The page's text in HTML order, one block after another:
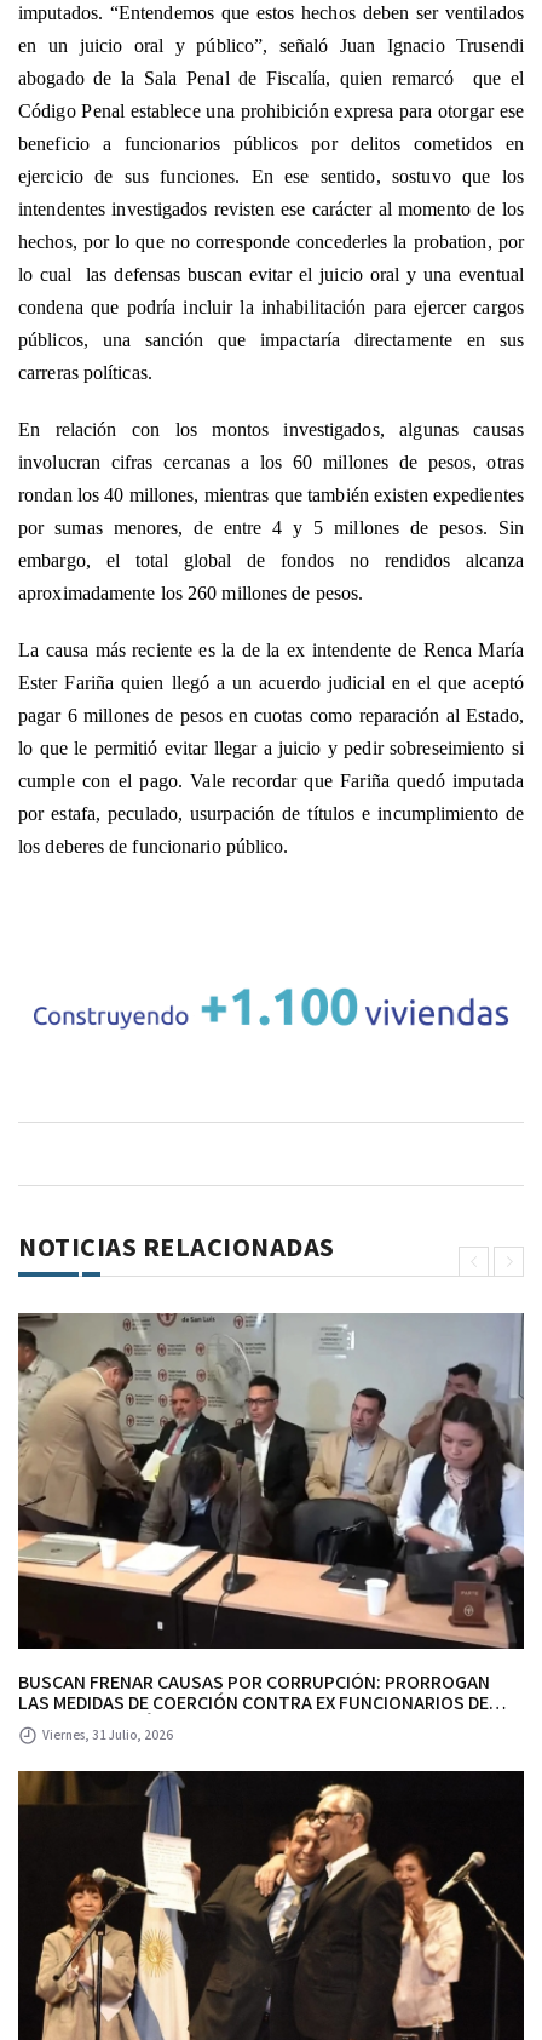
imputados. “Entendemos que estos hechos deben ser ventilados
en un juicio oral y público”, señaló Juan Ignacio Trusendi
abogado de la Sala Penal de Fiscalía, quien remarcó que el
Código Penal establece una prohibición expresa para otorgar ese
beneficio a funcionarios públicos por delitos cometidos en
ejercicio de sus funciones. En ese sentido, sostuvo que los
intendentes investigados revisten ese carácter al momento de los
hechos, por lo que no corresponde concederles la probation, por
lo cual las defensas buscan evitar el juicio oral y una eventual
condena que podría incluir la inhabilitación para ejercer cargos
públicos, una sanción que impactaría directamente en sus
carreras políticas.
En relación con los montos investigados, algunas causas
involucran cifras cercanas a los 60 millones de pesos, otras
rondan los 40 millones, mientras que también existen expedientes
por sumas menores, de entre 4 y 5 millones de pesos. Sin
embargo, el total global de fondos no rendidos alcanza
aproximadamente los 260 millones de pesos.
La causa más reciente es la de la ex intendente de Renca María
Ester Fariña quien llegó a un acuerdo judicial en el que aceptó
pagar 6 millones de pesos en cuotas como reparación al Estado,
lo que le permitió evitar llegar a juicio y pedir sobreseimiento si
cumple con el pago. Vale recordar que Fariña quedó imputada
por estafa, peculado, usurpación de títulos e incumplimiento de
los deberes de funcionario público.
NOTICIAS RELACIONADAS
BUSCAN FRENAR CAUSAS POR CORRUPCIÓN: PRORROGAN
LAS MEDIDAS DE COERCIÓN CONTRA EX FUNCIONARIOS DE
ALBERTO RODRÍGUEZ SAA Y SE DEMORA EL TRATAMIENTO DEL
PEDIDO DE SOBRESEIMIENTO.
Viernes, 31 Julio, 2026